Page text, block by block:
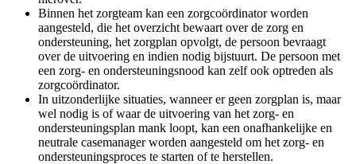
Binnen het zorgteam kan een zorgcoördinator worden
aangesteld, die het overzicht bewaart over de zorg en
ondersteuning, het zorgplan opvolgt, de persoon bevraagt
over de uitvoering en indien nodig bijstuurt. De persoon met
een zorg- en ondersteuningsnood kan zelf ook optreden als
zorgcoördinator.
In uitzonderlijke situaties, wanneer er geen zorgplan is, maar
wel nodig is of waar de uitvoering van het zorg- en
ondersteuningsplan mank loopt, kan een onafhankelijke en
neutrale casemanager worden aangesteld om het zorg- en
ondersteuningsproces te starten of te herstellen.